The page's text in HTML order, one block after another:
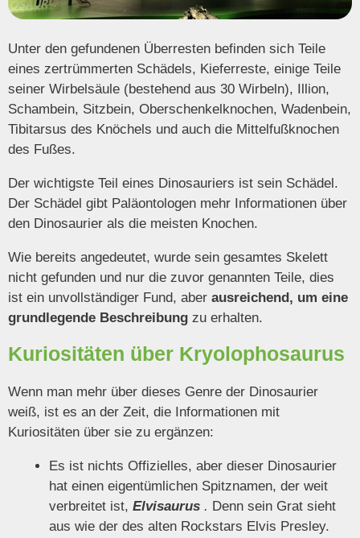
Unter den gefundenen Überresten befinden sich Teile
eines zertrümmerten Schädels, Kieferreste, einige Teile
seiner Wirbelsäule (bestehend aus 30 Wirbeln), Illion,
Schambein, Sitzbein, Oberschenkelknochen, Wadenbein,
Tibitarsus des Knöchels und auch die Mittelfußknochen
des Fußes.
Der wichtigste Teil eines Dinosauriers ist sein Schädel.
Der Schädel gibt Paläontologen mehr Informationen über
den Dinosaurier als die meisten Knochen.
Wie bereits angedeutet, wurde sein gesamtes Skelett
nicht gefunden und nur die zuvor genannten Teile, dies
ist ein unvollständiger Fund, aber ausreichend, um eine
grundlegende Beschreibung zu erhalten.
Kuriositäten über Kryolophosaurus
Wenn man mehr über dieses Genre der Dinosaurier
weiß, ist es an der Zeit, die Informationen mit
Kuriositäten über sie zu ergänzen:
Es ist nichts Offizielles, aber dieser Dinosaurier
hat einen eigentümlichen Spitznamen, der weit
verbreitet ist, Elvisaurus . Denn sein Grat sieht
aus wie der des alten Rockstars Elvis Presley.